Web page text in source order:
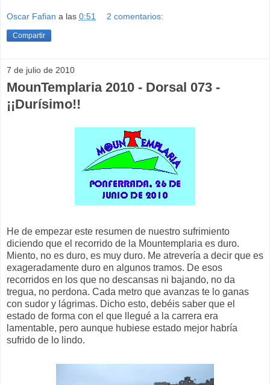
Oscar Fafian a las 0:51 2 comentarios:
Compartir
7 de julio de 2010
MounTemplaria 2010 - Dorsal 073 -
¡¡Durísimo!!
He de empezar este resumen de nuestro sufrimiento
diciendo que el recorrido de la Mountemplaria es duro.
Miento, no es duro, es muy duro. Me atrevería a decir que es
exageradamente duro en algunos tramos. De esos
recorridos en los que no descansas ni bajando, no da
tregua, no perdona. Cada metro que avanzas te lo ganas
con sudor y lágrimas. Dicho esto, debéis saber que el
estado de forma con el que llegué a la carrera era
lamentable, pero aunque hubiese estado mejor habría
sufrido de lo lindo.